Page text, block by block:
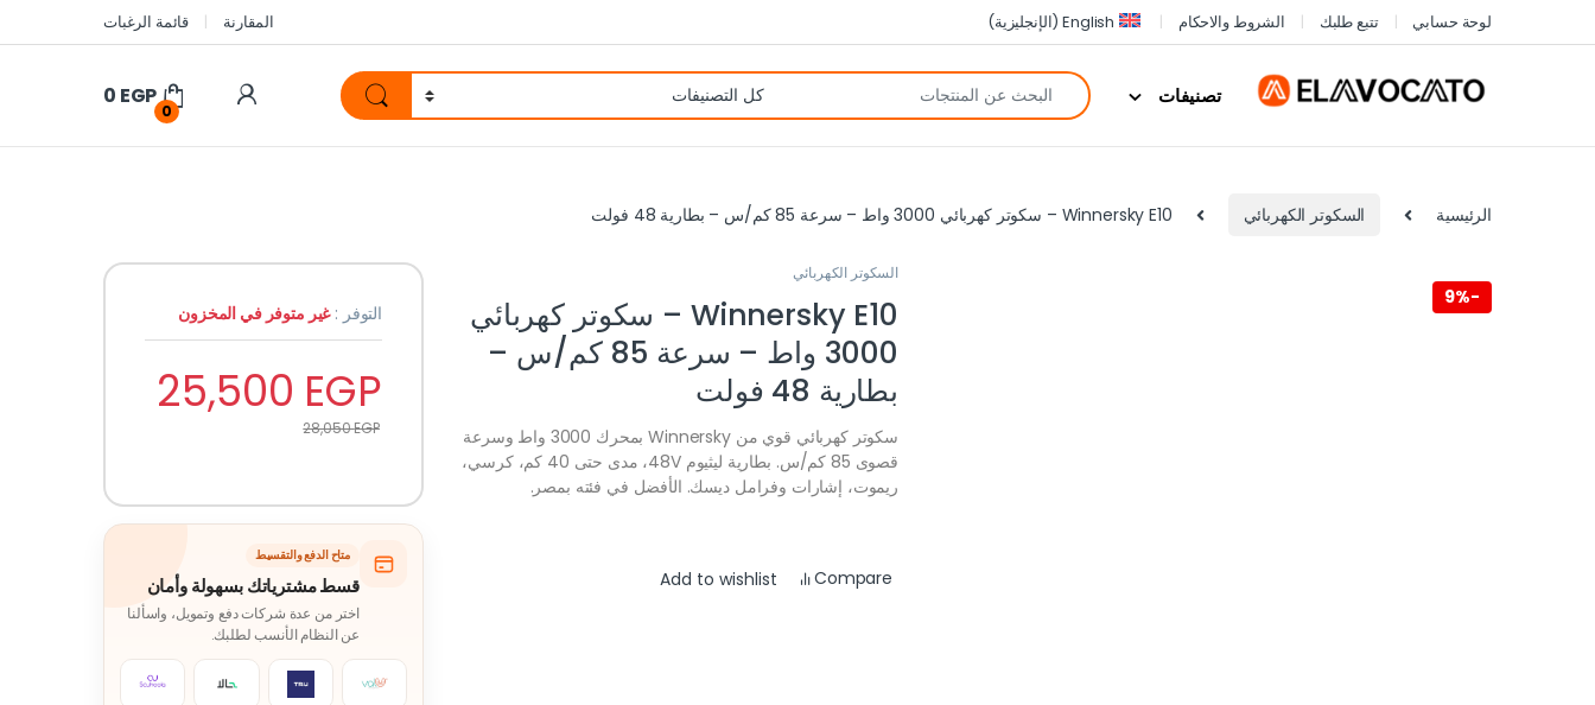
لوحة حسابي تتبع طلبك الشروط والاحكام English
(الإنجليزية) المقارنة قائمة الرغبات
تصنيفات
0
0 EGP
الرئيسية السكوتر الكهربائي Winnersky E10 – سكوتر كهربائي 3000 واط – سرعة 85 كم/س – بطارية 48 فولت
-
9%
السكوتر الكهربائي
Winnersky E10 – سكوتر كهربائي
3000 واط – سرعة 85 كم/س –
بطارية 48 فولت
سكوتر كهربائي قوي من Winnersky بمحرك 3000 واط وسرعة
قصوى 85 كم/س. بطارية ليثيوم 48V، مدى حتى 40 كم، كرسي،
ريموت، إشارات وفرامل ديسك. الأفضل في فئته بمصر.
Compare
Add to wishlist
التوفر :غير متوفر في المخزون
25,500 EGP
28,050EGP
متاح الدفع والتقسيط
قسط مشترياتك بسهولة وأمان
اختر من عدة شركات دفع وتمويل، واسألنا
عن النظام الأنسب لطلبك.